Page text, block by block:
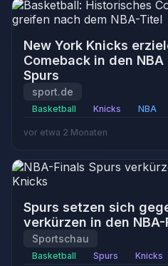
New York Knicks
Comeback in den
Spurs
sport.de
Basketball Knicks NBA
vor etwa 2 Monaten
Spurs setzen sich
verkürzen in den NBA-
Sportschau
Basketball Spurs Knicks